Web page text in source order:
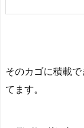
そのカゴに積載
てます。